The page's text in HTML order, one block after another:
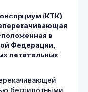
(КТК)
в
Федерации,
летательных
беспилотными